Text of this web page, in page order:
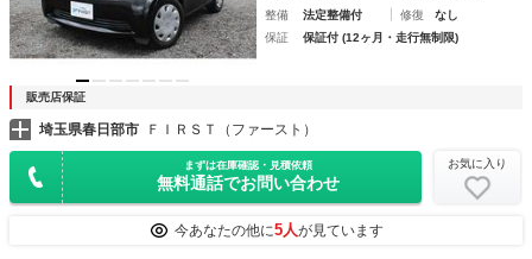
整備
法定整備付 修復
なし
保証
保証付 (12ヶ月・走行無制限)
販売店保証
埼玉県春日部市 ＦＩＲＳＴ（ファースト）
まずは在庫確認・見積依頼
無料通話でお問い合わせ
お気に入り
今あなたの他に5人が見ています